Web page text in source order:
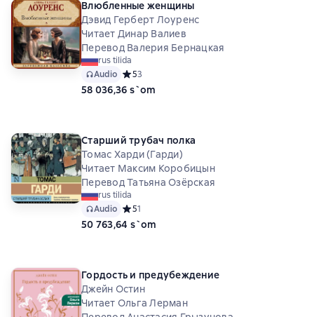
Влюбленные женщины
Дэвид Герберт Лоуренс
Читает Динар Валиев
Перевод Валерия Бернацкая
rus tilida
Audio Средний рейтинг 5 на основе 3 оценок
53
58 036,36 s`om
Старший трубач полка
Томас Харди (Гарди)
Читает Максим Коробицын
Перевод Татьяна Озёрская
rus tilida
Audio Средний рейтинг 5 на основе 1 оценок
51
50 763,64 s`om
Гордость и предубеждение
Джейн Остин
Читает Ольга Лерман